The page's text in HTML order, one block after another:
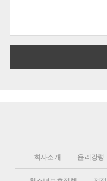
회사소개 윤리강령